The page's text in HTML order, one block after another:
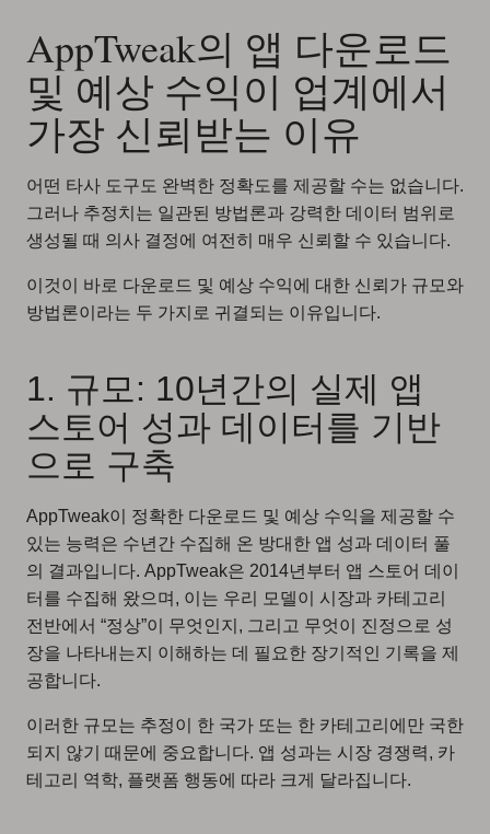
AppTweak의 앱 다운로드
및 예상 수익이 업계에서
가장 신뢰받는 이유
어떤 타사 도구도 완벽한 정확도를 제공할 수는 없습니다.
그러나 추정치는 일관된 방법론과 강력한 데이터 범위로
생성될 때 의사 결정에 여전히 매우 신뢰할 수 있습니다.
이것이 바로 다운로드 및 예상 수익에 대한 신뢰가 규모와
방법론이라는 두 가지로 귀결되는 이유입니다.
1. 규모: 10년간의 실제 앱
스토어 성과 데이터를 기반
으로 구축
AppTweak이 정확한 다운로드 및 예상 수익을 제공할 수
있는 능력은 수년간 수집해 온 방대한 앱 성과 데이터 풀
의 결과입니다. AppTweak은 2014년부터 앱 스토어 데이
터를 수집해 왔으며, 이는 우리 모델이 시장과 카테고리
전반에서 “정상”이 무엇인지, 그리고 무엇이 진정으로 성
장을 나타내는지 이해하는 데 필요한 장기적인 기록을 제
공합니다.
이러한 규모는 추정이 한 국가 또는 한 카테고리에만 국한
되지 않기 때문에 중요합니다. 앱 성과는 시장 경쟁력, 카
테고리 역학, 플랫폼 행동에 따라 크게 달라집니다.